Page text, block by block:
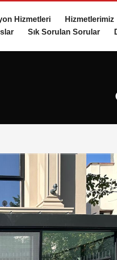
Hizmetleri
Hizmetlerimiz
Sık Sorulan Sorular